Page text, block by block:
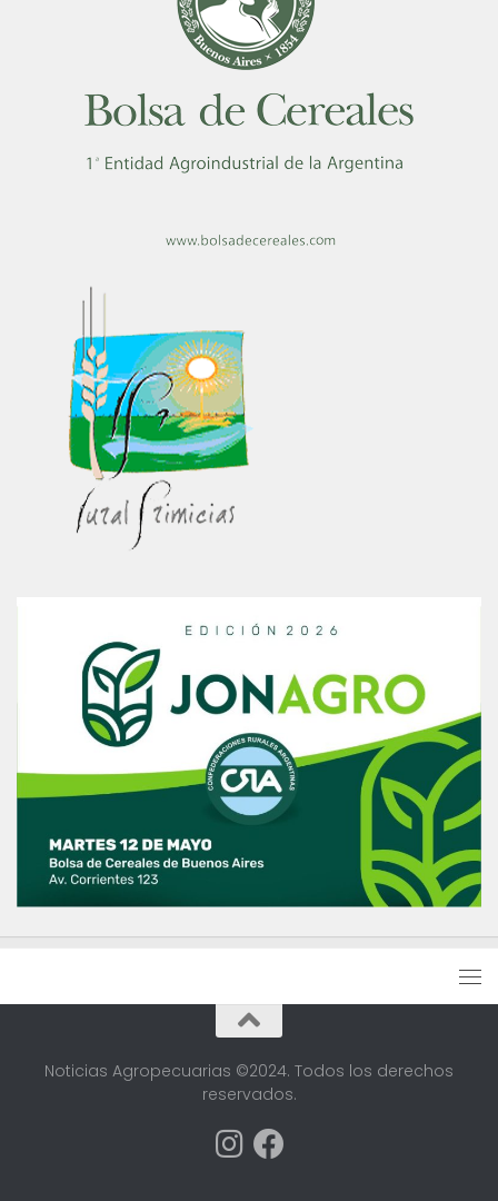
Noticias Agropecuarias ©2024. Todos los derechos
reservados.